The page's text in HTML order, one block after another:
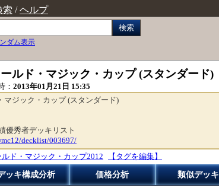
索 /ヘルプ
検索
ダム表示
ルド・マジック・カップ (スタンダード)
： 2013年01月21日 15:35
マジック・カップ (スタンダード)
優秀者デッキリスト
decklist/003697/
ルド・マジック・カップ2012 【タグを編集】
ッキ構成分析 価格分析 類似デッキ